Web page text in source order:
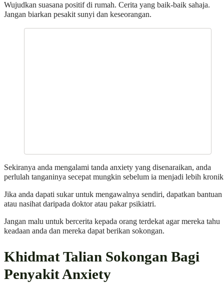
Wujudkan suasana positif di rumah. Cerita yang baik-baik sahaja.
Jangan biarkan pesakit sunyi dan keseorangan.
Sekiranya anda mengalami tanda anxiety yang disenaraikan, anda
perlulah tanganinya secepat mungkin sebelum ia menjadi lebih
Jika anda dapati sukar untuk mengawalnya sendiri, dapatkan bantuan
atau nasihat daripada doktor atau pakar psikiatri.
Jangan malu untuk bercerita kepada orang terdekat agar mereka tahu
keadaan anda dan mereka dapat berikan sokongan.
Khidmat Talian Sokongan Bagi
Penyakit Anxiety